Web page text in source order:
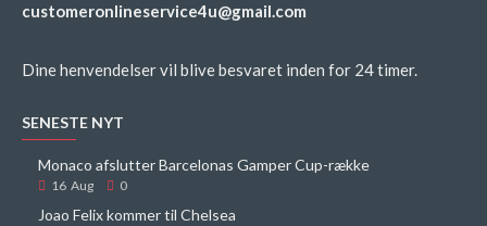
customeronlineservice4u@gmail.com
Dine henvendelser vil blive besvaret inden for 24 timer.
SENESTE NYT
Monaco afslutter Barcelonas Gamper Cup-række
16 Aug 0
Joao Felix kommer til Chelsea